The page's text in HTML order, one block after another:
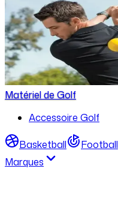
Matériel de Golf
Accessoire Golf
Basketball Football
Marques